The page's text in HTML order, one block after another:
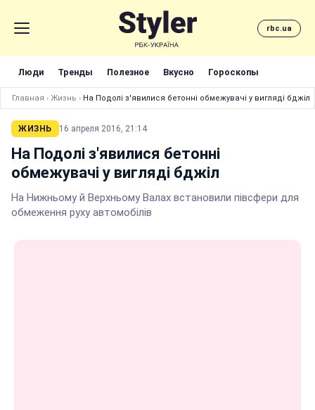
rbc.ua
Люди Тренды Полезное Вкусно Гороскопы
Главная › Жизнь › На Подолі з'явилися бетонні обмежувачі у вигляді бджіл
ЖИЗНЬ 16 апреля 2016, 21:14
На Подолі з'явилися бетонні
обмежувачі у вигляді бджіл
На Нижньому й Верхньому Валах встановили півсфери для
обмеження руху автомобілів